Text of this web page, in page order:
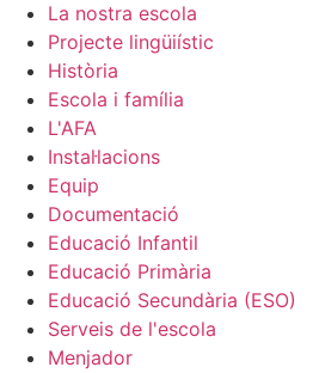
La nostra escola
Projecte lingüiístic
Història
Escola i família
L'AFA
Instal·lacions
Equip
Documentació
Educació Infantil
Educació Primària
Educació Secundària (ESO)
Serveis de l'escola
Menjador